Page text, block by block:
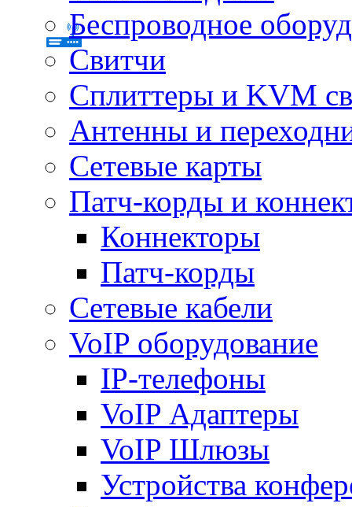
Беспроводное
Свитчи
Сплиттеры и KVM
Антенны и
Сетевые карты
Патч-корды и
Коннекторы
Патч-корды
Сетевые кабели
VoIP оборудование
IP-телефоны
VoIP Адаптеры
VoIP Шлюзы
Устройства